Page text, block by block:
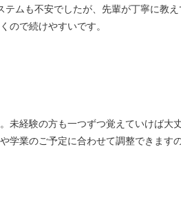
ムも不安でしたが、先輩が丁寧に教
ので続けやすいです。
未経験の方も一つずつ覚えていけば大
業のご予定に合わせて調整できます